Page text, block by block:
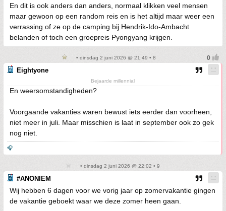
En dit is ook anders dan anders, normaal klikken veel mensen
maar gewoon op een random reis en is het altijd maar weer een
verrassing of ze op de camping bij Hendrik-Ido-Ambacht
belanden of toch een groepreis Pyongyang krijgen.
• dinsdag 2 juni 2026 @ 21:49 • 8
Eightyone
Bejaarde millennial
En weersomstandigheden?
Voorgaande vakanties waren bewust iets eerder dan voorheen,
niet meer in juli. Maar misschien is laat in september ook zo gek
nog niet.
🎧
• dinsdag 2 juni 2026 @ 22:02 • 9
#ANONIEM
Wij hebben 6 dagen voor we vorig jaar op zomervakantie gingen
de vakantie geboekt waar we deze zomer heen gaan.